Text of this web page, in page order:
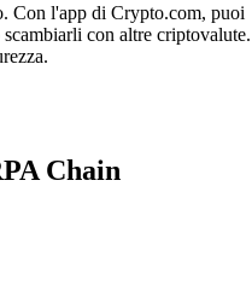
Con l'app di Crypto.com, puoi
con altre criptovalute.
Chain